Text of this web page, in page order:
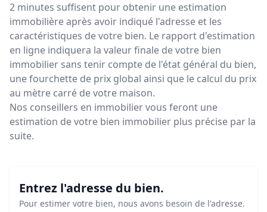
2 minutes suffisent pour obtenir une estimation
immobilière après avoir indiqué l'adresse et les
caractéristiques de votre bien. Le rapport d'estimation
en ligne indiquera la valeur finale de votre bien
immobilier sans tenir compte de l'état général du bien,
une fourchette de prix global ainsi que le calcul du prix
au mètre carré de votre maison.
Nos conseillers en immobilier vous feront une
estimation de votre bien immobilier plus précise par la
suite.
Entrez l'adresse du bien.
Pour estimer votre bien, nous avons besoin de l'adresse.